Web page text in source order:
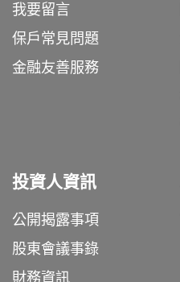
我要留言
保戶常見問題
金融友善服務
投資人資訊
公開揭露事項
股東會議事錄
財務資訊